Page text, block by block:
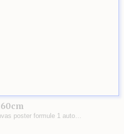
poster formule 1 auto…